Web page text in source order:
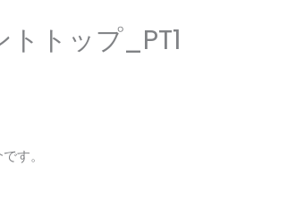
トップ_PT1
す。